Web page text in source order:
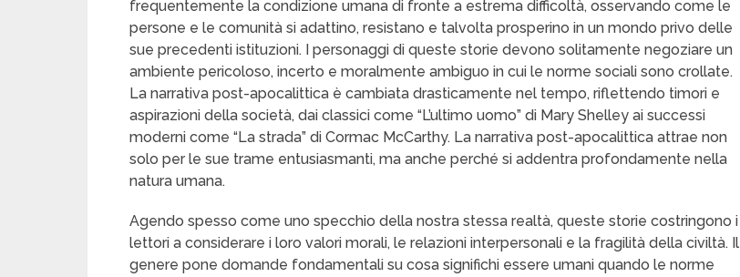
frequentemente la condizione umana di fronte a estrema difficoltà, osservando come le
persone e le comunità si adattino, resistano e talvolta prosperino in un mondo privo delle
sue precedenti istituzioni. I personaggi di queste storie devono solitamente negoziare un
ambiente pericoloso, incerto e moralmente ambiguo in cui le norme sociali sono crollate.
La narrativa post-apocalittica è cambiata drasticamente nel tempo, riflettendo timori e
aspirazioni della società, dai classici come “L’ultimo uomo” di Mary Shelley ai successi
moderni come “La strada” di Cormac McCarthy. La narrativa post-apocalittica attrae non
solo per le sue trame entusiasmanti, ma anche perché si addentra profondamente nella
natura umana.
Agendo spesso come uno specchio della nostra stessa realtà, queste storie costringono i
lettori a considerare i loro valori morali, le relazioni interpersonali e la fragilità della civiltà. Il
genere pone domande fondamentali su cosa significhi essere umani quando le norme